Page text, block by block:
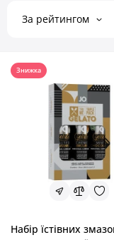
За рейтингом
Знижка
Набір їстівних